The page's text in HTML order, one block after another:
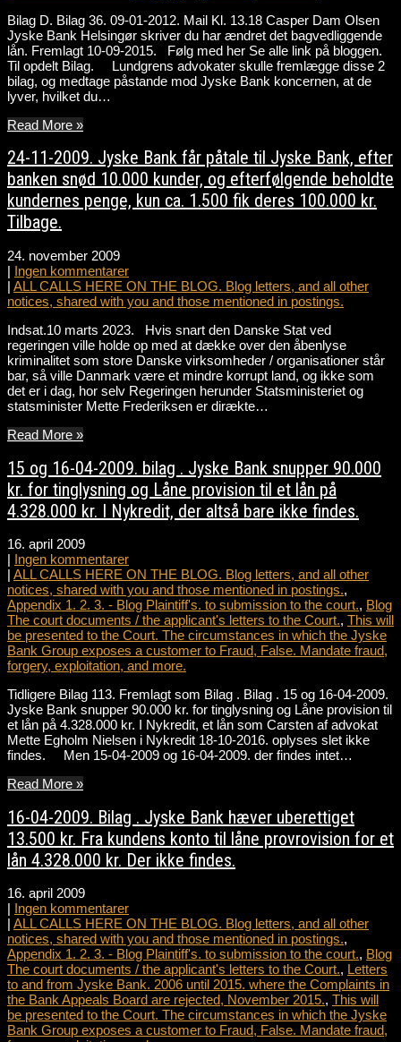
Bilag D. Bilag 36. 09-01-2012. Mail Kl. 13.18 Casper Dam Olsen
Jyske Bank Helsingør skriver du har ændret det bagvedliggende
lån. Fremlagt 10-09-2015. Følg med her Se alle link på bloggen.
Til opdelt Bilag. Lundgrens advokater skulle fremlægge disse 2
bilag, og medtage påstande mod Jyske Bank koncernen, at de
lyver, hvilket du…
Read More »
24-11-2009. Jyske Bank får påtale til Jyske Bank, efter
banken snød 10.000 kunder, og efterfølgende beholdte
kundernes penge, kun ca. 1.500 fik deres 100.000 kr.
Tilbage.
24. november 2009
| Ingen kommentarer
| ALL CALLS HERE ON THE BLOG. Blog letters, and all other
notices, shared with you and those mentioned in postings.
Indsat.10 marts 2023. Hvis snart den Danske Stat ved
regeringen ville holde op med at dække over den åbenlyse
kriminalitet som store Danske virksomheder / organisationer står
bar, så ville Danmark være et mindre korrupt land, og ikke som
det er i dag, hor selv Regeringen herunder Statsministeriet og
statsminister Mette Frederiksen er dirækte…
Read More »
15 og 16-04-2009. bilag . Jyske Bank snupper 90.000
kr. for tinglysning og Låne provision til et lån på
4.328.000 kr. I Nykredit, der altså bare ikke findes.
16. april 2009
| Ingen kommentarer
| ALL CALLS HERE ON THE BLOG. Blog letters, and all other
notices, shared with you and those mentioned in postings.,
Appendix 1. 2. 3. - Blog Plaintiff's. to submission to the court., Blog
The court documents / the applicant's letters to the Court., This will
be presented to the Court. The circumstances in which the Jyske
Bank Group exposes a customer to Fraud, False. Mandate fraud,
forgery, exploitation, and more.
Tidligere Bilag 113. Fremlagt som Bilag . Bilag . 15 og 16-04-2009.
Jyske Bank snupper 90.000 kr. for tinglysning og Låne provision til
et lån på 4.328.000 kr. I Nykredit, et lån som Carsten af advokat
Mette Egholm Nielsen i Nykredit 18-10-2016. oplyses slet ikke
findes. Men 15-04-2009 og 16-04-2009. der findes intet…
Read More »
16-04-2009. Bilag . Jyske Bank hæver uberettiget
13.500 kr. Fra kundens konto til låne provrovision for et
lån 4.328.000 kr. Der ikke findes.
16. april 2009
| Ingen kommentarer
| ALL CALLS HERE ON THE BLOG. Blog letters, and all other
notices, shared with you and those mentioned in postings.,
Appendix 1. 2. 3. - Blog Plaintiff's. to submission to the court., Blog
The court documents / the applicant's letters to the Court., Letters
to and from Jyske Bank. 2006 until 2015. where the Complaints in
the Bank Appeals Board are rejected, November 2015., This will
be presented to the Court. The circumstances in which the Jyske
Bank Group exposes a customer to Fraud, False. Mandate fraud,